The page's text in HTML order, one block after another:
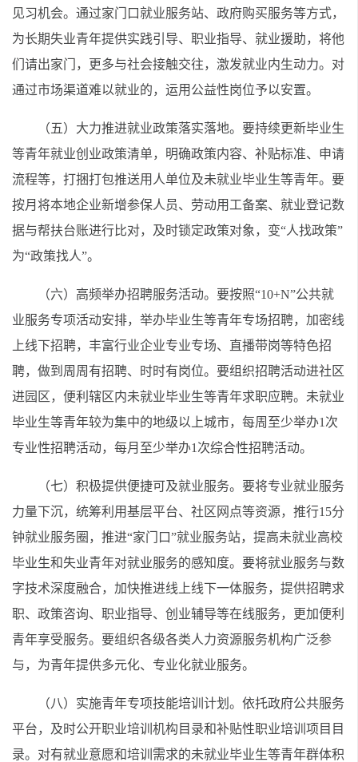
见习机会。通过家门口就业服务站、政府购买服务等方式，
为长期失业青年提供实践引导、职业指导、就业援助，将他
们请出家门，更多与社会接触交往，激发就业内生动力。对
通过市场渠道难以就业的，运用公益性岗位予以安置。
（五）大力推进就业政策落实落地。要持续更新毕业生
等青年就业创业政策清单，明确政策内容、补贴标准、申请
流程等，打捆打包推送用人单位及未就业毕业生等青年。要
按月将本地企业新增参保人员、劳动用工备案、就业登记数
据与帮扶台账进行比对，及时锁定政策对象，变“人找政策”
为“政策找人”。
（六）高频举办招聘服务活动。要按照“10+N”公共就
业服务专项活动安排，举办毕业生等青年专场招聘，加密线
上线下招聘，丰富行业企业专业专场、直播带岗等特色招
聘，做到周周有招聘、时时有岗位。要组织招聘活动进社区
进园区，便利辖区内未就业毕业生等青年求职应聘。未就业
毕业生等青年较为集中的地级以上城市，每周至少举办1次
专业性招聘活动，每月至少举办1次综合性招聘活动。
（七）积极提供便捷可及就业服务。要将专业就业服务
力量下沉，统筹利用基层平台、社区网点等资源，推行15分
钟就业服务圈，推进“家门口”就业服务站，提高未就业高校
毕业生和失业青年对就业服务的感知度。要将就业服务与数
字技术深度融合，加快推进线上线下一体服务，提供招聘求
职、政策咨询、职业指导、创业辅导等在线服务，更加便利
青年享受服务。要组织各级各类人力资源服务机构广泛参
与，为青年提供多元化、专业化就业服务。
（八）实施青年专项技能培训计划。依托政府公共服务
平台，及时公开职业培训机构目录和补贴性职业培训项目目
录。对有就业意愿和培训需求的未就业毕业生等青年群体积